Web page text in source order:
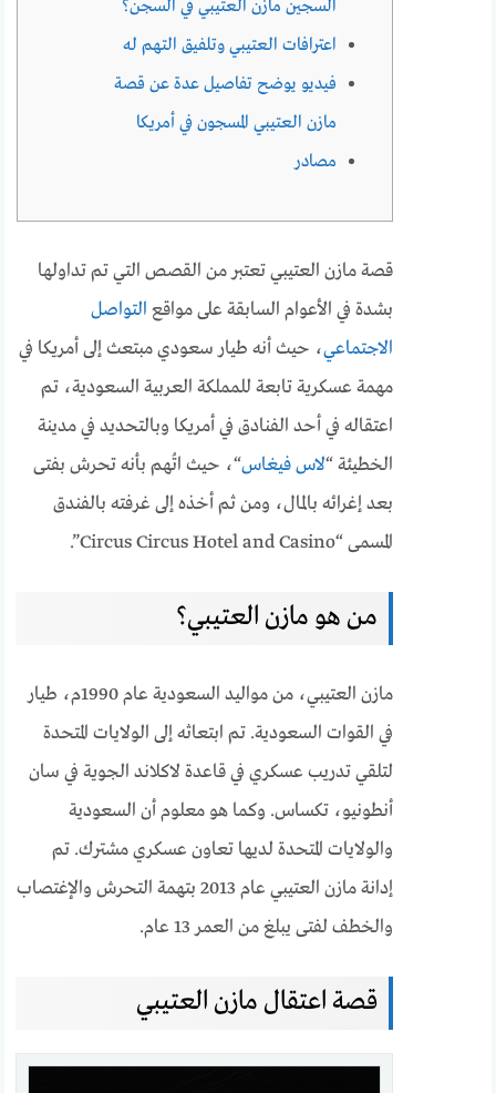
السجين مازن العتيبي في السجن؟
اعترافات العتيبي وتلفيق التهم له
فيديو يوضح تفاصيل عدة عن قصة
مازن العتيبي المسجون في أمريكا
مصادر
قصة مازن العتيبي تعتبر من القصص التي تم تداولها
بشدة في الأعوام السابقة على مواقع التواصل
الاجتماعي، حيث أنه طيار سعودي مبتعث إلى أمريكا في
مهمة عسكرية تابعة للمملكة العربية السعودية، تم
اعتقاله في أحد الفنادق في أمريكا وبالتحديد في مدينة
الخطيئة “لاس فيغاس“، حيث اتُهم بأنه تحرش بفتى
بعد إغرائه بالمال، ومن ثم أخذه إلى غرفته بالفندق
المسمى “Circus Circus Hotel and Casino”.
من هو مازن العتيبي؟
مازن العتيبي، من مواليد السعودية عام 1990م، طيار
في القوات السعودية. تم ابتعاثه إلى الولايات المتحدة
لتلقي تدريب عسكري في قاعدة لاكلاند الجوية في سان
أنطونيو، تكساس. وكما هو معلوم أن السعودية
والولايات المتحدة لديها تعاون عسكري مشترك. تم
إدانة مازن العتيبي عام 2013 بتهمة التحرش والإغتصاب
والخطف لفتى يبلغ من العمر 13 عام.
قصة اعتقال مازن العتيبي